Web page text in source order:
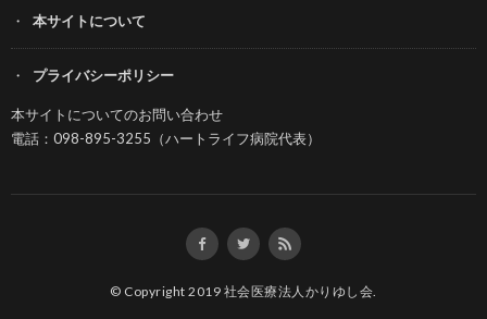
本サイトについて
プライバシーポリシー
本サイトについてのお問い合わせ
電話：098-895-3255（ハートライフ病院代表）
© Copyright 2019 社会医療法人かりゆし会.